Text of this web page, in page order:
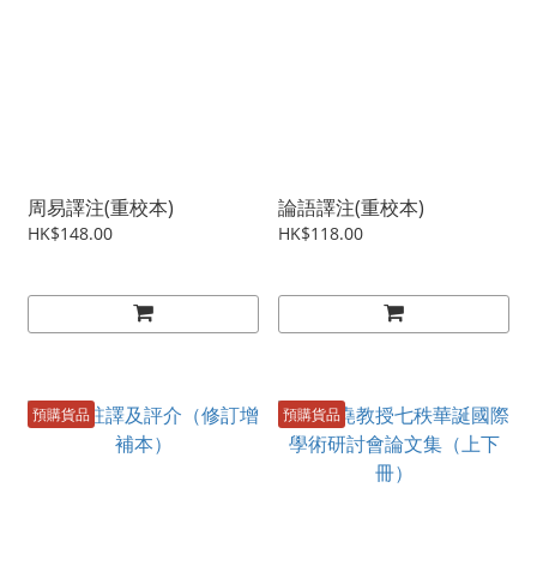
周易譯注(重校本)
HK$148.00
論語譯注(重校本)
HK$118.00
預購貨品 預購貨品